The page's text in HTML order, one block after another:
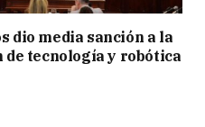
dio media sanción a la
de tecnología y robótica